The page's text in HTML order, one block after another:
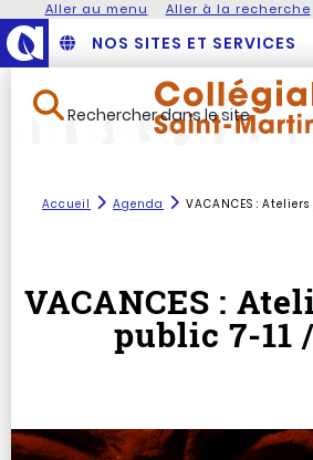
Aller au menu Aller à la recherche
NOS SITES ET SERVICES
Rechercher dans le site
Accueil Agenda VACANCES :
VACANCES :
public 7-11